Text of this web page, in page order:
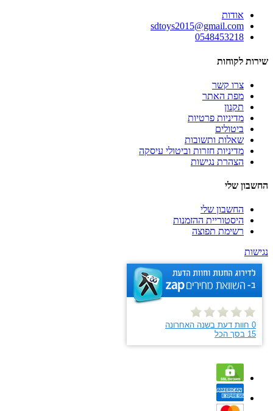
אודות
sdtoys2015@gmail.com
0548453218
שירות לקוחות
צרו קשר
מפת האתר
תקנון
מדיניות פרטיות
ביטולים
שאלות ותשובות
מדיניות חזרות וביטולי עיסקה
הצהרת נגישות
החשבון שלי
החשבון שלי
היסטוריית ההזמנות
רשימת תפוצה
נגישות